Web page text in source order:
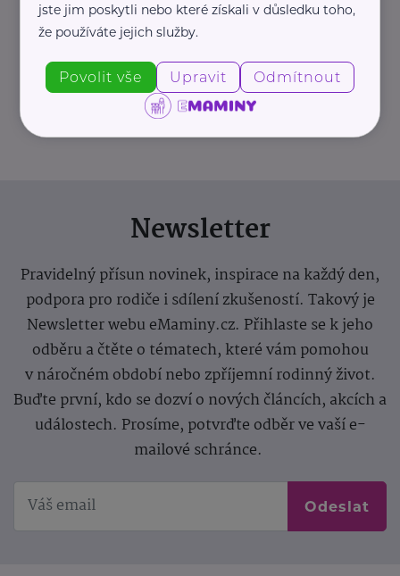
poskytuje více ...
+420 702 019 159
info@odevnibanka.cz
Newsletter
Pravidelný přísun novinek, inspirace na každý den,
podpora pro rodiče i sdílení zkušeností. Takový je
Newsletter webu eMaminy.cz. Přihlaste se k jeho
odběru a čtěte o tématech, které vám pomohou
v náročném období nebo zpříjemní rodinný život.
Buďte první, kdo se dozví o nových článcích, akcích a
událostech. Prosíme, potvrďte odběr ve vaší e-
mailové schránce.
Odeslat
jste jim poskytli nebo které získali v důsledku toho,
že používáte jejich služby.
Povolit vše Upravit Odmítnout